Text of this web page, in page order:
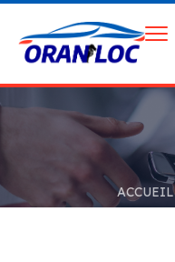
ACCUEIL